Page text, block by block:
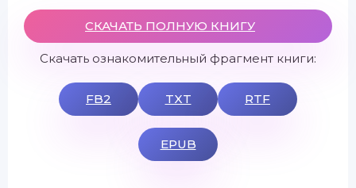
СКАЧАТЬ ПОЛНУЮ КНИГУ
Скачать ознакомительный фрагмент книги:
FB2 TXT RTF
EPUB